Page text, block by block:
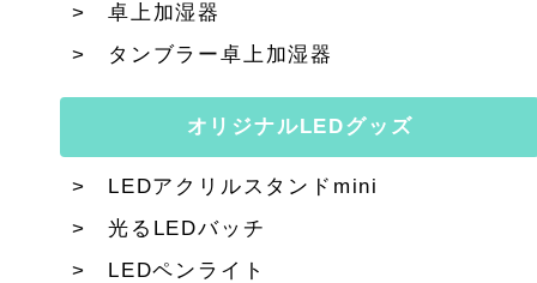
卓上加湿器
タンブラー卓上加湿器
オリジナルLEDグッズ
LEDアクリルスタンドmini
光るLEDバッチ
LEDペンライト